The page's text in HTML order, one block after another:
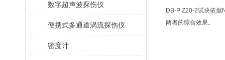
数字超声波探伤仪
便携式多通道涡流探伤仪
密度计
DB-P Z20-2试块依
两者的综合效果。